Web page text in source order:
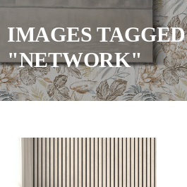
IMAGES TAGGED
"NETWORK"